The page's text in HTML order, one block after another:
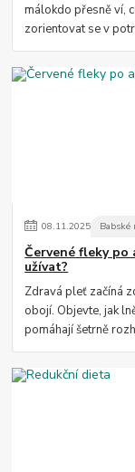
málokdo přesně ví,
zorientovat se v
08.11.2025 Babské
Červené fleky po
užívat?
Zdravá pleť začíná
obojí. Objevte, jak
pomáhají šetrně